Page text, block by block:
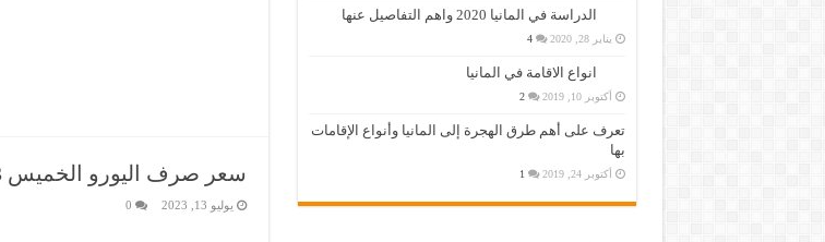
سعر صرف اليورو الخميس 13 يوليو 2023
يوليو 13, 2023 0
الدراسة في المانيا 2020 واهم التفاصيل عنها
يناير 28, 2020 4
انواع الاقامة في المانيا
أكتوبر 10, 2019 2
تعرف على أهم طرق الهجرة إلى المانيا وأنواع الإقامات
بها
أكتوبر 24, 2019 1